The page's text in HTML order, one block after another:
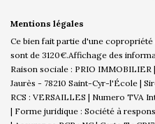
Mentions légales
Ce bien fait partie d'une
sont de 3120€.Affichage des
Raison sociale : PRIO IMMOBILIER
Jaurès - 78210 Saint-Cyr-l'École |
RCS : VERSAILLES | Numero TVA
| Forme juridique : Société à